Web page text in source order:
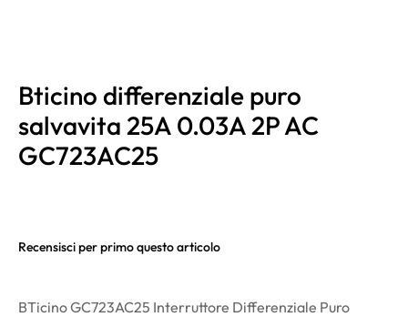
Bticino differenziale puro
salvavita 25A 0.03A 2P AC
GC723AC25
Recensisci per primo questo articolo
BTicino GC723AC25 Interruttore Differenziale Puro